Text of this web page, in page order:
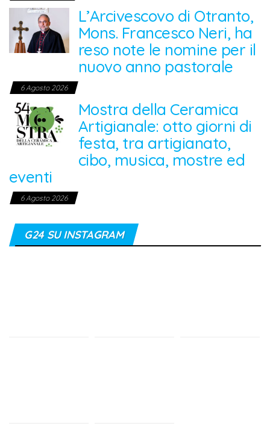
L’Arcivescovo di Otranto,
Mons. Francesco Neri, ha
reso note le nomine per il
nuovo anno pastorale
6 Agosto 2026
Mostra della Ceramica
Artigianale: otto giorni di
festa, tra artigianato,
cibo, musica, mostre ed
eventi
6 Agosto 2026
G24 SU INSTAGRAM